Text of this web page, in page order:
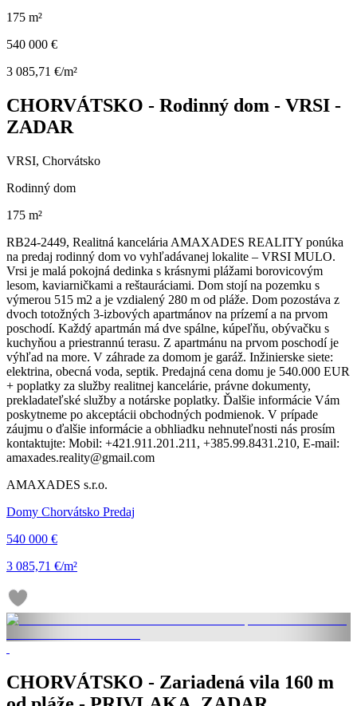
175 m²
540 000 €
3 085,71 €/m²
CHORVÁTSKO - Rodinný dom - VRSI -
ZADAR
VRSI, Chorvátsko
Rodinný dom
175 m²
RB24-2449, Realitná kancelária AMAXADES REALITY ponúka
na predaj rodinný dom vo vyhľadávanej lokalite – VRSI MULO.
Vrsi je malá pokojná dedinka s krásnymi plážami borovicovým
lesom, kaviarničkami a reštauráciami. Dom stojí na pozemku s
výmerou 515 m2 a je vzdialený 280 m od pláže. Dom pozostáva z
dvoch totožných 3-izbových apartmánov na prízemí a na prvom
poschodí. Každý apartmán má dve spálne, kúpeľňu, obývačku s
kuchyňou a priestrannú terasu. Z apartmánu na prvom poschodí je
výhľad na more. V záhrade za domom je garáž. Inžinierske siete:
elektrina, obecná voda, septik. Predajná cena domu je 540.000 EUR
+ poplatky za služby realitnej kancelárie, právne dokumenty,
prekladateľské služby a notárske poplatky. Ďalšie informácie Vám
poskytneme po akceptácii obchodných podmienok. V prípade
záujmu o ďalšie informácie a obhliadku nehnuteľnosti nás prosím
kontaktujte: Mobil: +421.911.201.211, +385.99.8431.210, E-mail:
amaxades.reality@gmail.com
AMAXADES s.r.o.
Domy Chorvátsko Predaj
540 000 €
3 085,71 €/m²
CHORVÁTSKO - Zariadená vila 160 m